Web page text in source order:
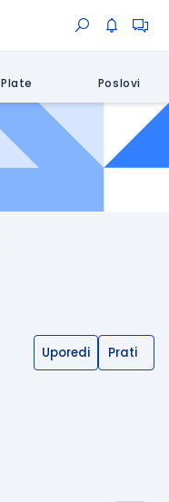
Plate Poslovi
Uporedi Prati